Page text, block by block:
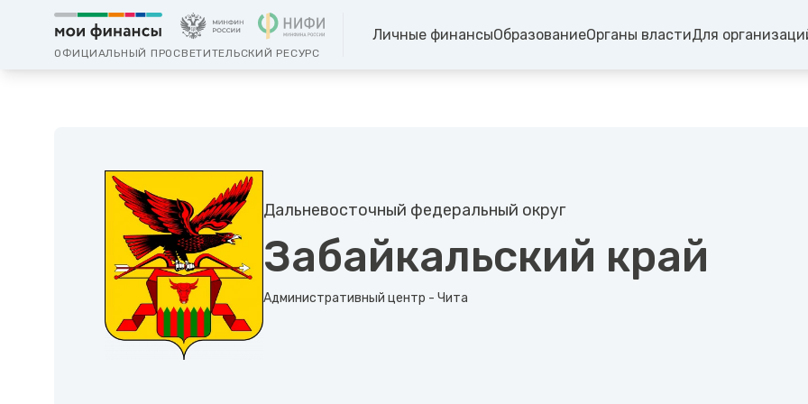
ОФИЦИАЛЬНЫЙ ПРОСВЕТИТЕЛЬСКИЙ РЕСУРС
Личные финансыОбразованиеОрганы властиДля
Дальневосточный федеральный округ
Забайкальский край
Административный центр - Чита